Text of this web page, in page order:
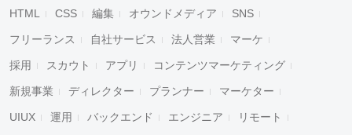
HTML CSS 編集 オウンドメディア SNS
フリーランス 自社サービス 法人営業 マーケ
採用 スカウト アプリ コンテンツマーケティング
新規事業 ディレクター プランナー マーケター
UIUX 運用 バックエンド エンジニア リモート